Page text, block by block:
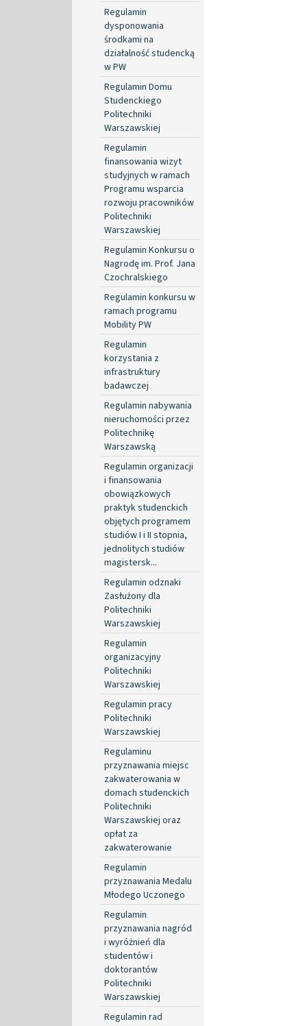
Regulamin
dysponowania
środkami na
działalność studencką
w PW
Regulamin Domu
Studenckiego
Politechniki
Warszawskiej
Regulamin
finansowania wizyt
studyjnych w ramach
Programu wsparcia
rozwoju pracowników
Politechniki
Warszawskiej
Regulamin Konkursu o
Nagrodę im. Prof. Jana
Czochralskiego
Regulamin konkursu w
ramach programu
Mobility PW
Regulamin
korzystania z
infrastruktury
badawczej
Regulamin nabywania
nieruchomości przez
Politechnikę
Warszawską
Regulamin organizacji
i finansowania
obowiązkowych
praktyk studenckich
objętych programem
studiów I i II stopnia,
jednolitych studiów
magistersk...
Regulamin odznaki
Zasłużony dla
Politechniki
Warszawskiej
Regulamin
organizacyjny
Politechniki
Warszawskiej
Regulamin pracy
Politechniki
Warszawskiej
Regulaminu
przyznawania miejsc
zakwaterowania w
domach studenckich
Politechniki
Warszawskiej oraz
opłat za
zakwaterowanie
Regulamin
przyznawania Medalu
Młodego Uczonego
Regulamin
przyznawania nagród
i wyróżnień dla
studentów i
doktorantów
Politechniki
Warszawskiej
Regulamin rad